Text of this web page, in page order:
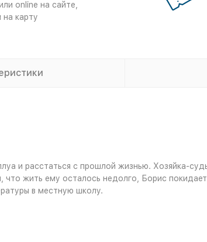
online на сайте,
карту
и расстаться с прошлой жизнью. Хозяйка-
жить ему осталось недолго, Борис
в местную школу.